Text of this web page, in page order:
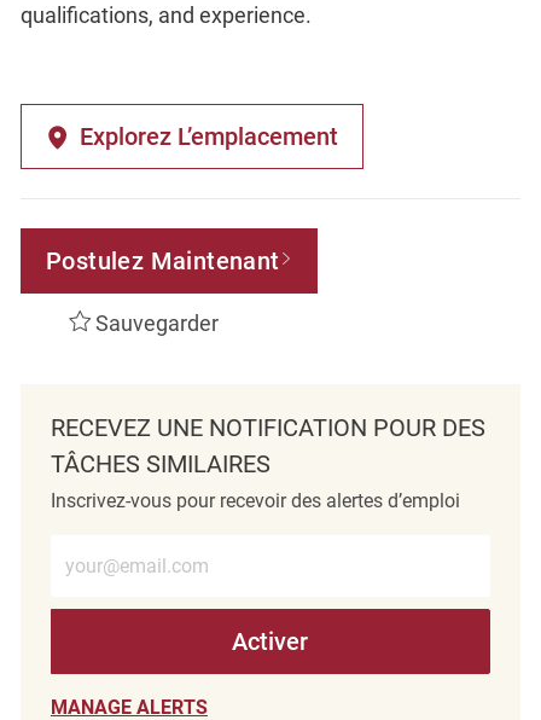
qualifications, and experience.
Explorez L’emplacement
Postulez Maintenant
Sauvegarder
RECEVEZ UNE NOTIFICATION POUR DES
TÂCHES SIMILAIRES
Inscrivez-vous pour recevoir des alertes d’emploi
Activer
MANAGE ALERTS